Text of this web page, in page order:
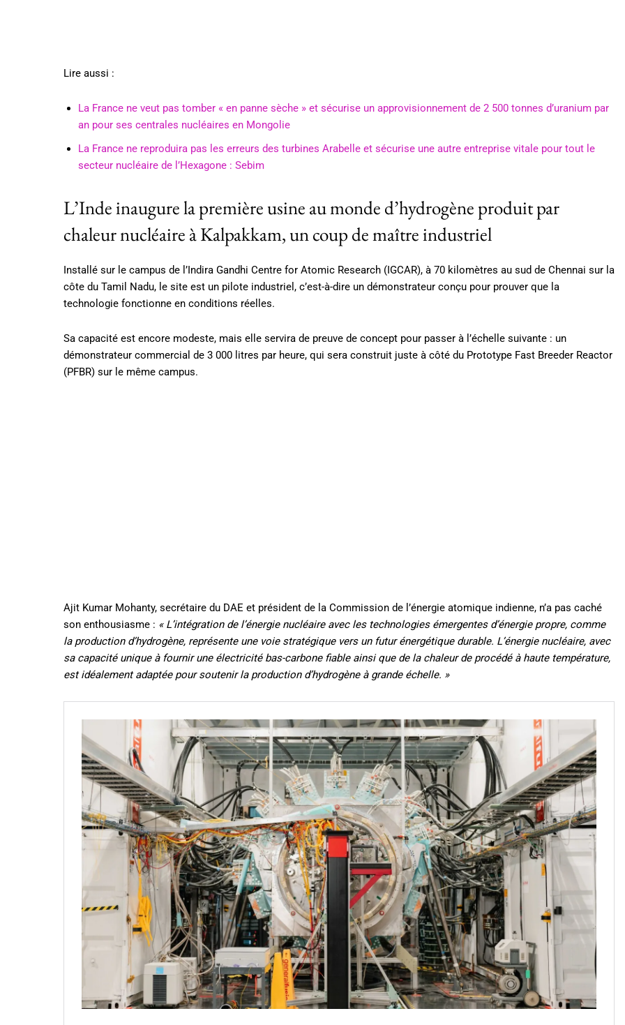
Lire aussi :
La France ne veut pas tomber « en panne sèche » et sécurise un approvisionnement de 2 500 tonnes d’uranium par
an pour ses centrales nucléaires en Mongolie
La France ne reproduira pas les erreurs des turbines Arabelle et sécurise une autre entreprise vitale pour tout le
secteur nucléaire de l’Hexagone : Sebim
L’Inde inaugure la première usine au monde d’hydrogène produit par
chaleur nucléaire à Kalpakkam, un coup de maître industriel
Installé sur le campus de l’Indira Gandhi Centre for Atomic Research (IGCAR), à 70 kilomètres au sud de Chennai sur la
côte du Tamil Nadu, le site est un pilote industriel, c’est-à-dire un démonstrateur conçu pour prouver que la
technologie fonctionne en conditions réelles.
Sa capacité est encore modeste, mais elle servira de preuve de concept pour passer à l’échelle suivante : un
démonstrateur commercial de 3 000 litres par heure, qui sera construit juste à côté du Prototype Fast Breeder Reactor
(PFBR) sur le même campus.
Ajit Kumar Mohanty, secrétaire du DAE et président de la Commission de l’énergie atomique indienne, n’a pas caché
son enthousiasme : « L’intégration de l’énergie nucléaire avec les technologies émergentes d’énergie propre, comme
la production d’hydrogène, représente une voie stratégique vers un futur énergétique durable. L’énergie nucléaire, avec
sa capacité unique à fournir une électricité bas-carbone fiable ainsi que de la chaleur de procédé à haute température,
est idéalement adaptée pour soutenir la production d’hydrogène à grande échelle. »